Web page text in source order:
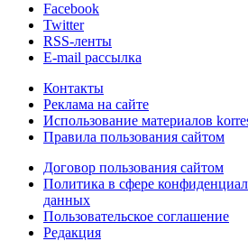
Facebook
Twitter
RSS-ленты
E-mail рассылка
Контакты
Реклама на сайте
Использование материалов
Правила пользования сайтом
Договор пользования сайтом
Политика в сфере
данных
Пользовательское соглашение
Редакция